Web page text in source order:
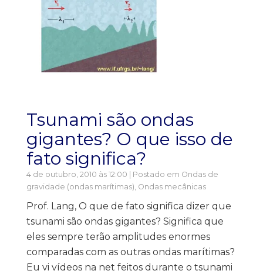
Tsunami são ondas
gigantes? O que isso de
fato significa?
4 de outubro, 2010 às 12:00 | Postado em Ondas de
gravidade (ondas marítimas) Ondas mecânicas
Prof. Lang, O que de fato significa dizer que
tsunami são ondas gigantes? Significa que
eles sempre terão amplitudes enormes
comparadas com as outras ondas marítimas?
Eu vi vídeos na net feitos durante o tsunami